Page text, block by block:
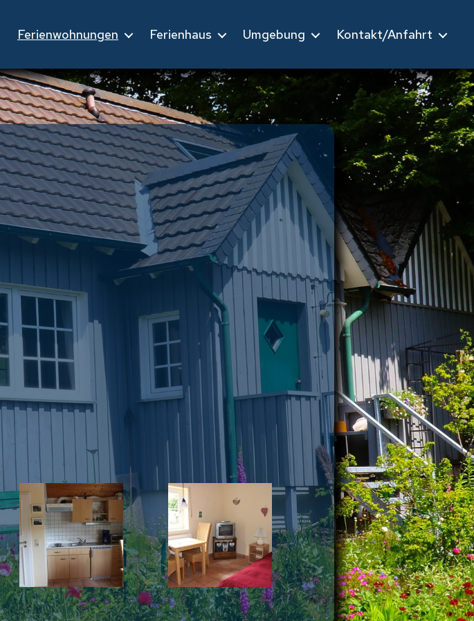
Ferienwohnungen Ferienhaus Umgebung Kontakt/Anfahrt